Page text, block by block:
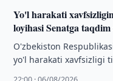
Yo'l harakati
loyihasi Senatga
O'zbekiston
yo'l harakati xavfsizligi